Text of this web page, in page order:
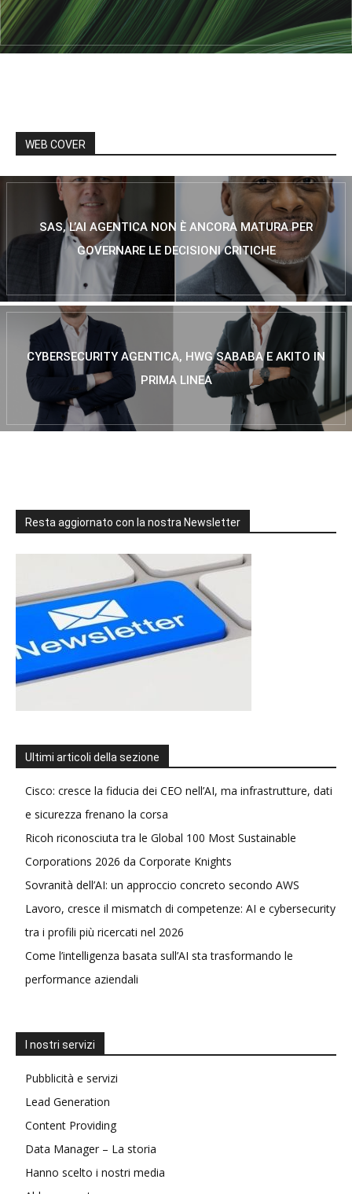
WEB COVER
SAS, L’AI AGENTICA NON È ANCORA MATURA PER
GOVERNARE LE DECISIONI CRITICHE
CYBERSECURITY AGENTICA, HWG SABABA E AKITO IN
PRIMA LINEA
Resta aggiornato con la nostra Newsletter
Ultimi articoli della sezione
Cisco: cresce la fiducia dei CEO nell’AI, ma infrastrutture, dati
e sicurezza frenano la corsa
Ricoh riconosciuta tra le Global 100 Most Sustainable
Corporations 2026 da Corporate Knights
Sovranità dell’AI: un approccio concreto secondo AWS
Lavoro, cresce il mismatch di competenze: AI e cybersecurity
tra i profili più ricercati nel 2026
Come l’intelligenza basata sull’AI sta trasformando le
performance aziendali
I nostri servizi
Pubblicità e servizi
Lead Generation
Content Providing
Data Manager – La storia
Hanno scelto i nostri media